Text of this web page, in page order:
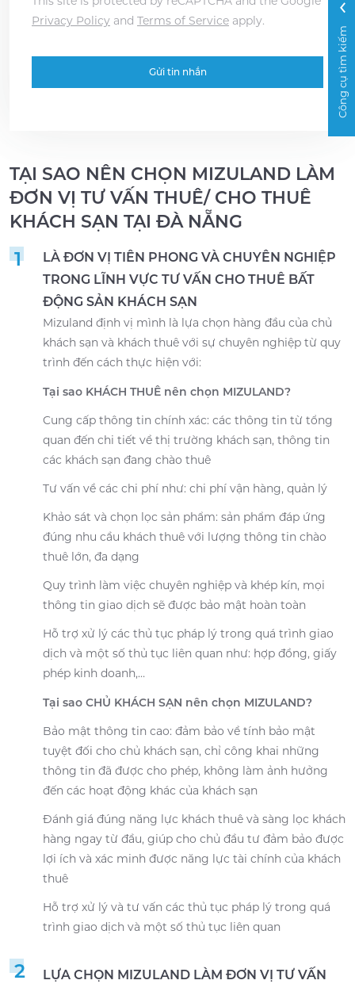
Privacy Policy and Terms of Service apply.
TẠI SAO NÊN CHỌN MIZULAND LÀM
ĐƠN VỊ TƯ VẤN THUÊ/ CHO THUÊ
KHÁCH SẠN TẠI ĐÀ NẴNG
1
LÀ ĐƠN VỊ TIÊN PHONG VÀ CHUYÊN NGHIỆP
TRONG LĨNH VỰC TƯ VẤN CHO THUÊ BẤT
ĐỘNG SẢN KHÁCH SẠN
Mizuland định vị mình là lựa chọn hàng đầu của chủ
khách sạn và khách thuê với sự chuyên nghiệp từ quy
trình đến cách thực hiện với:
Tại sao KHÁCH THUÊ nên chọn MIZULAND?
Cung cấp thông tin chính xác: các thông tin từ tổng
quan đến chi tiết về thị trường khách sạn, thông tin
các khách sạn đang chào thuê
Tư vấn về các chi phí như: chi phí vận hàng, quản lý
Khảo sát và chọn lọc sản phẩm: sản phẩm đáp ứng
đúng nhu cầu khách thuê với lượng thông tin chào
thuê lớn, đa dạng
Quy trình làm việc chuyên nghiệp và khép kín, mọi
thông tin giao dịch sẽ được bảo mật hoàn toàn
Hỗ trợ xử lý các thủ tục pháp lý trong quá trình giao
dịch và một số thủ tục liên quan như: hợp đồng, giấy
phép kinh doanh,…
Tại sao CHỦ KHÁCH SẠN nên chọn MIZULAND?
Bảo mật thông tin cao: đảm bảo về tính bảo mật
tuyệt đối cho chủ khách sạn, chỉ công khai những
thông tin đã được cho phép, không làm ảnh hưởng
đến các hoạt động khác của khách sạn
Đánh giá đúng năng lực khách thuê và sàng lọc khách
hàng ngay từ đầu, giúp cho chủ đầu tư đảm bảo được
lợi ích và xác minh được năng lực tài chính của khách
thuê
Hỗ trợ xử lý và tư vấn các thủ tục pháp lý trong quá
trình giao dịch và một số thủ tục liên quan
2
LỰA CHỌN MIZULAND LÀM ĐƠN VỊ TƯ VẤN
Công cụ tìm kiếm